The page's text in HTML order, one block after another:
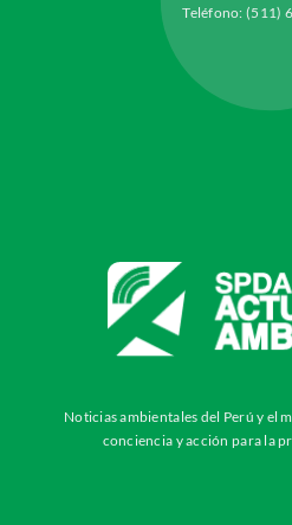
Teléfono: (511)
Noticias ambientales del Perú y el
conciencia y acción para la